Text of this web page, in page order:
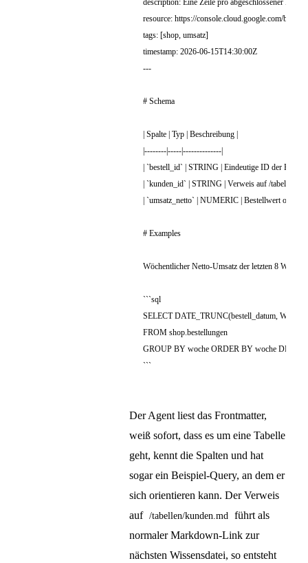
Der Agent liest das Frontmatter,
weiß sofort, dass es um eine Tabelle
geht, kennt die Spalten und hat
sogar ein Beispiel-Query, an dem er
sich orientieren kann. Der Verweis
auf /tabellen/kunden.md
führt als
normaler Markdown-Link zur
nächsten Wissensdatei, so entsteht